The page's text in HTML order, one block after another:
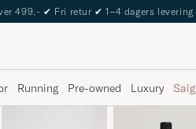
499,- ✔ Fri retur ✔ 1–4 dagers levering
Running Pre-owned Luxury Salg